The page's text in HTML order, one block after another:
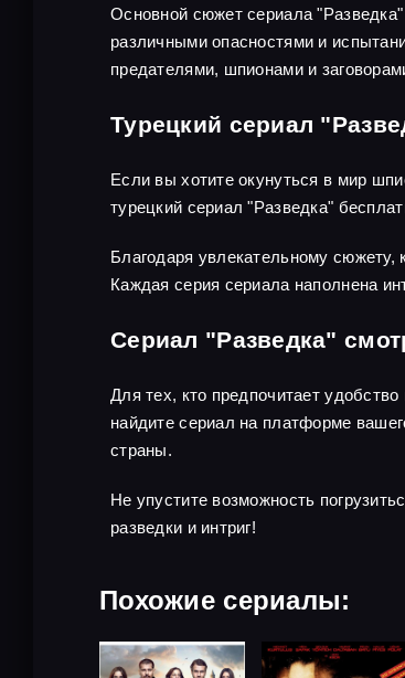
Основной сюжет сериала "Разведка"
различными опасностями и
предателями, шпионами и
Турецкий сериал
Если вы хотите окунуться в мир
турецкий сериал "Разведка"
Благодаря увлекательному сюжету,
Каждая серия сериала наполнена
Сериал "Разведка"
Для тех, кто предпочитает
найдите сериал на платформе
страны.
Не упустите возможность
разведки и интриг!
Похожие сериалы: